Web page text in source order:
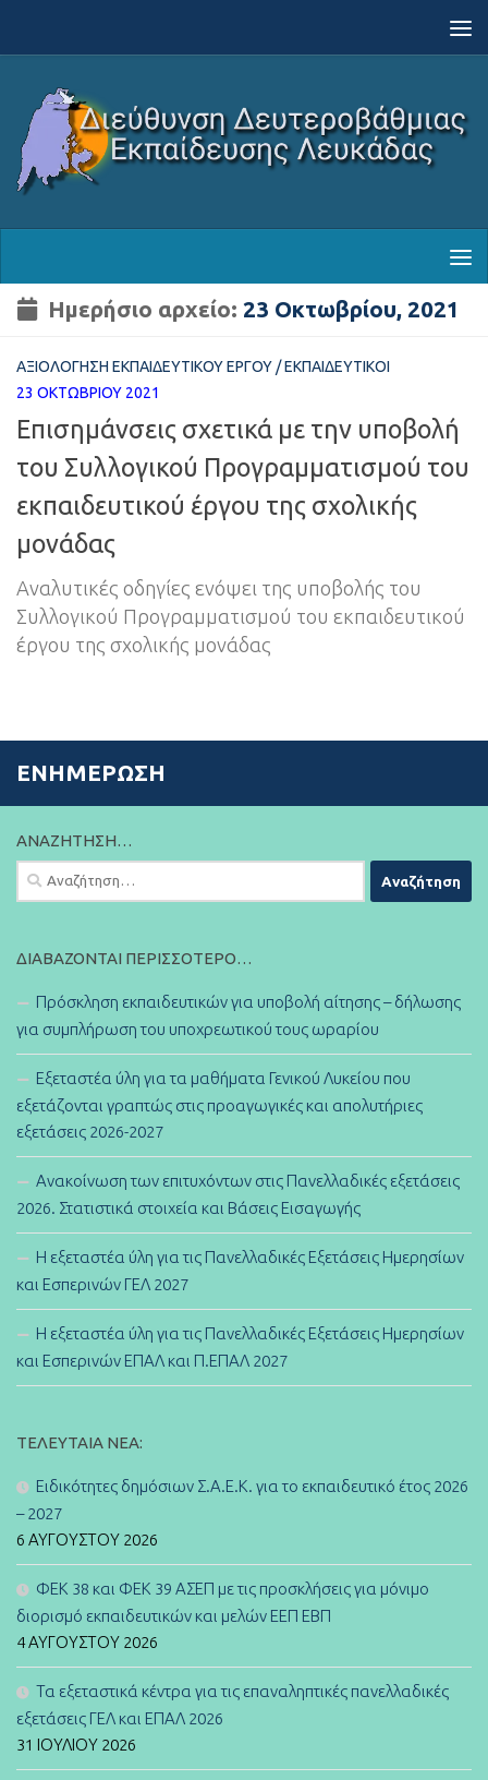
Ημερήσιο αρχείο: 23 Οκτωβρίου, 2021
ΑΞΙΟΛΌΓΗΣΗ ΕΚΠΑΙΔΕΥΤΙΚΟΎ ΈΡΓΟΥ /ΕΚΠΑΙΔΕΥΤΙΚΟΊ
23 ΟΚΤΩΒΡΊΟΥ 2021
Επισημάνσεις σχετικά με την υποβολή
του Συλλογικού Προγραμματισμού του
εκπαιδευτικού έργου της σχολικής
μονάδας
Αναλυτικές οδηγίες ενόψει της υποβολής του
Συλλογικού Προγραμματισμού του εκπαιδευτικού
έργου της σχολικής μονάδας
ΕΝΗΜΈΡΩΣΗ
ΑΝΑΖΉΤΗΣΗ…
Αναζήτηση
για:
ΔΙΑΒΆΖΟΝΤΑΙ ΠΕΡΙΣΣΌΤΕΡΟ…
Πρόσκληση εκπαιδευτικών για υποβολή αίτησης – δήλωσης
για συμπλήρωση του υποχρεωτικού τους ωραρίου
Εξεταστέα ύλη για τα μαθήματα Γενικού Λυκείου που
εξετάζονται γραπτώς στις προαγωγικές και απολυτήριες
εξετάσεις 2026-2027
Ανακοίνωση των επιτυχόντων στις Πανελλαδικές εξετάσεις
2026. Στατιστικά στοιχεία και Βάσεις Εισαγωγής
Η εξεταστέα ύλη για τις Πανελλαδικές Εξετάσεις Ημερησίων
και Εσπερινών ΓΕΛ 2027
Η εξεταστέα ύλη για τις Πανελλαδικές Εξετάσεις Ημερησίων
και Εσπερινών ΕΠΑΛ και Π.ΕΠΑΛ 2027
ΤΕΛΕΥΤΑΊΑ ΝΈΑ:
Ειδικότητες δημόσιων Σ.Α.Ε.Κ. για το εκπαιδευτικό έτος 2026
– 2027
6 ΑΥΓΟΎΣΤΟΥ 2026
ΦΕΚ 38 και ΦΕΚ 39 ΑΣΕΠ με τις προσκλήσεις για μόνιμο
διορισμό εκπαιδευτικών και μελών ΕΕΠ ΕΒΠ
4 ΑΥΓΟΎΣΤΟΥ 2026
Τα εξεταστικά κέντρα για τις επαναληπτικές πανελλαδικές
εξετάσεις ΓΕΛ και ΕΠΑΛ 2026
31 ΙΟΥΛΊΟΥ 2026